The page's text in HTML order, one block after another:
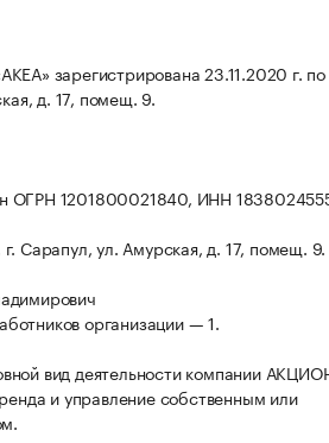
зарегистрирована 23.11.2020 г. по
д. 17, помещ. 9.
ОГРН 1201800021840, ИНН
Сарапул, ул. Амурская, д. 17, помещ. 9.
организации — 1.
вид деятельности компании
и управление собственным или